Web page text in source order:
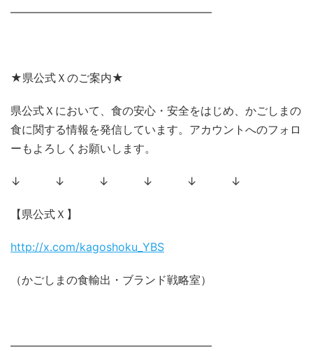
――――――――――――――――――
★県公式Ｘのご案内★
県公式Ｘにおいて、食の安心・安全をはじめ、かごしまの
食に関する情報を発信しています。アカウントへのフォロ
ーもよろしくお願いします。
↓ ↓ ↓ ↓ ↓ ↓
【県公式Ｘ】
http://x.com/kagoshoku_YBS
（かごしまの食輸出・ブランド戦略室）
――――――――――――――――――